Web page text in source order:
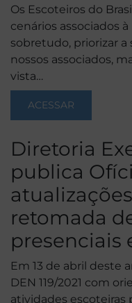
Os Escoteiros do
cenários associados
sobretudo, priorizar a
nossos associados,
vista…
ACESSAR
Diretoria
publica
retomada
presenciais
Em 13 de abril deste
DEN 119/2021 com
atividades escoteiras